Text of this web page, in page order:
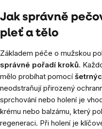
Jak správně
pleť a tělo
Základem péče o mužskou
správné pořadí kroků.
mělo probíhat pomocí
neodstraňují přirozený
sprchování nebo holení je
krému nebo balzámu, který
regeneraci. Při holení je